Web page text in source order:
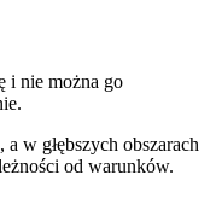
i nie można go
w głębszych obszarach
od warunków.